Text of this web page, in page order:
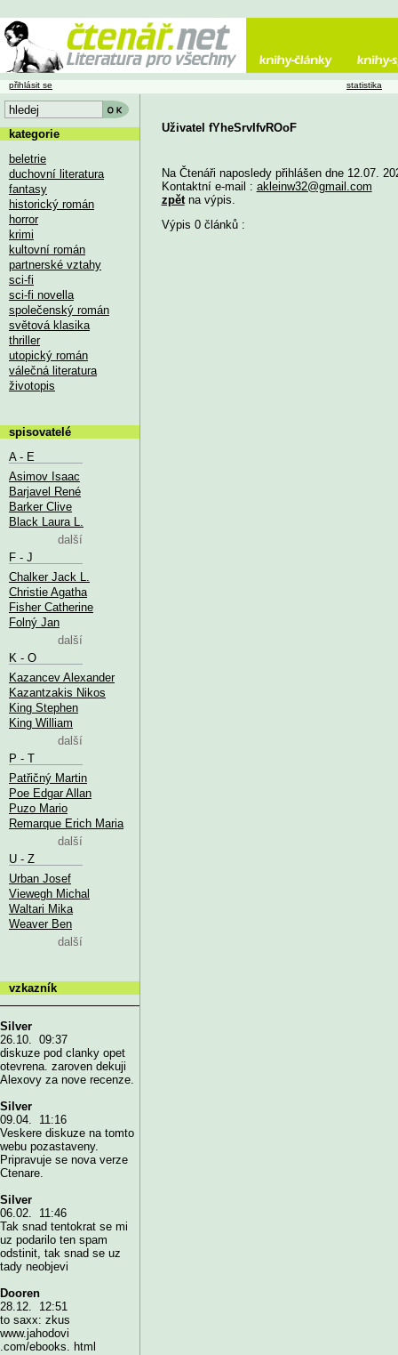
Uživatel fYheSrvIfvROoF
Na Čtenáři naposledy přihlášen dne 12.07.
Kontaktní e-mail : akleinw32@gmail.com
zpětna výpis.
Výpis 0 článků :
přihlásit se statistika
kategorie
beletrie
duchovní literatura
fantasy
historický román
horror
krimi
kultovní román
partnerské vztahy
sci-fi
sci-fi novella
společenský román
světová klasika
thriller
utopický román
válečná literatura
životopis
spisovatelé
A - E
Asimov Isaac
Barjavel René
Barker Clive
Black Laura L.
další
F - J
Chalker Jack L.
Christie Agatha
Fisher Catherine
Folný Jan
další
K - O
Kazancev Alexander
Kazantzakis Nikos
King Stephen
King William
další
P - T
Patřičný Martin
Poe Edgar Allan
Puzo Mario
Remarque Erich Maria
další
U - Z
Urban Josef
Viewegh Michal
Waltari Mika
Weaver Ben
další
vzkazník
Silver
26.10. 09:37
diskuze pod clanky opet
otevrena. zaroven dekuji
Alexovy za nove recenze.
Silver
09.04. 11:16
Veskere diskuze na tomto
webu pozastaveny.
Pripravuje se nova verze
Ctenare.
Silver
06.02. 11:46
Tak snad tentokrat se mi
uz podarilo ten spam
odstinit, tak snad se uz
tady neobjevi
Dooren
28.12. 12:51
to saxx: zkus
www.jahodovi
.com/ebooks. html